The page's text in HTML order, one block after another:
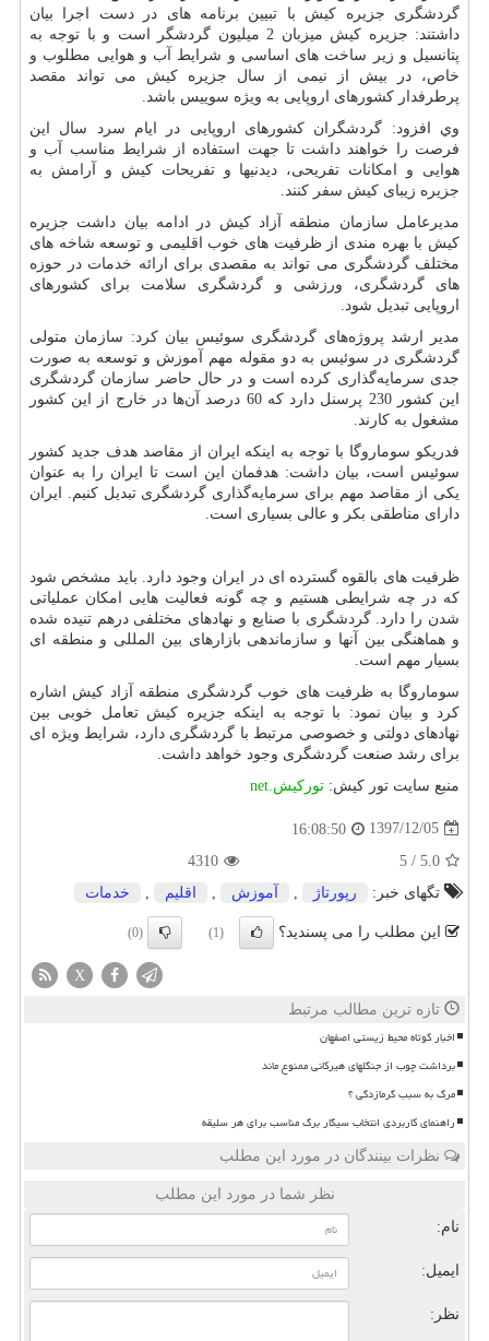
گردشگری جزیره کیش با تبيين برنامه های در دست اجرا بیان
داشتند: جزیره کیش میزبان 2 میلیون گردشگر است و با توجه به
پتانسیل و زیر ساخت های اساسی و شرایط آب و هوایی مطلوب و
خاص، در بیش از نیمی از سال جزیره کیش می تواند مقصد
پرطرفدار کشورهای اروپایی به ویژه سوییس باشد.
وي افزود: گردشگران کشورهای اروپايی در ایام سرد سال این
فرصت را خواهند داشت تا جهت استفاده از شرایط مناسب آب و
هوایی و امکانات تفریحی، دیدنیها و تفریحات کیش و آرامش به
جزیره زیبای کیش سفر کنند.
مدیرعامل سازمان منطقه آزاد کیش در ادامه بیان داشت جزیره
کیش با بهره مندی از ظرفیت های خوب اقلیمی و توسعه شاخه های
مختلف گردشگری مى تواند به مقصدی برای ارائه خدمات در حوزه
های گردشگری، ورزشی و گردشگری سلامت برای کشورهای
اروپایی تبدیل شود.
مدیر ارشد پروژه‌های گردشگری سوئیس بیان کرد: سازمان متولی
گردشگری در سوئیس به دو مقوله مهم آموزش و توسعه به ‌صورت
جدی سرمایه‌گذاری کرده است و در حال حاضر سازمان گردشگری
این کشور 230 پرسنل دارد که 60 درصد آن‌ها در خارج از این کشور
مشغول به کارند.
فدریکو سوماروگا با توجه به اینکه ایران از مقاصد هدف جدید کشور
سوئیس است، بیان داشت: هدفمان این است تا ایران را به عنوان
یکی از مقاصد مهم برای سرمایه‌گذاری گردشگری تبدیل کنیم. ایران
دارای مناطقی بکر و عالی بسیاری است.
ظرفیت های بالقوه گسترده ای در ایران وجود دارد. باید مشخص شود
که در چه شرایطی هستیم و چه گونه فعالیت هایی امکان عملیاتی
شدن را دارد. گردشگری با صنایع و نهادهای مختلفی درهم تنیده شده
و هماهنگی بین آنها و سازماندهی بازارهای بین المللی و منطقه ای
بسیار مهم است.
سوماروگا به ظرفیت های خوب گردشگری منطقه آزاد کیش اشاره
کرد و بیان نمود: با توجه به اینکه جزیره کیش تعامل خوبی بین
نهادهای دولتی و خصوصی مرتبط با گردشگری دارد، شرایط ویژه ای
برای رشد صنعت گردشگری وجود خواهد داشت.
منبع سایت تور کیش: تورکيش. net
1397/12/05
16:08:50
5.0
/
5
4310
تگهای خبر:
رپورتاژ آموزش اقلیم خدمات
این مطلب را می پسندید؟ (1)
(0)
X
تازه ترین مطالب مرتبط
اخبار کوتاه محیط زیستی اصفهان
برداشت چوب از جنگلهای هیرکانی ممنوع ماند
مرگ به سبب گرمازدگی ؟
راهنمای کاربردی انتخاب سیگار برگ مناسب برای هر سلیقه
نظرات بینندگان در مورد این مطلب
نظر شما در مورد این مطلب
نام:
ایمیل:
نظر: